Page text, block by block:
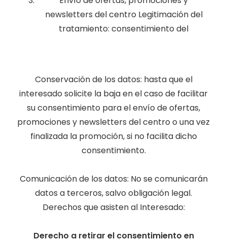
newsletters del centro Legitimación del
tratamiento: consentimiento del
Conservación de los datos: hasta que el
interesado solicite la baja en el caso de facilitar
su consentimiento para el envío de ofertas,
promociones y newsletters del centro o una vez
finalizada la promoción, si no facilita dicho
consentimiento.
Comunicación de los datos: No se comunicarán
datos a terceros, salvo obligación legal.
Derechos que asisten al Interesado:
Derecho a retirar el consentimiento en